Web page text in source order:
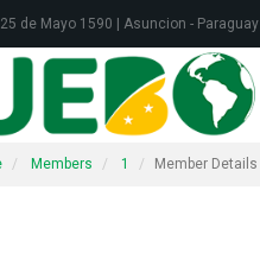
25 de Mayo 1590 | Asuncion - Paraguay
Members 1 Member Details